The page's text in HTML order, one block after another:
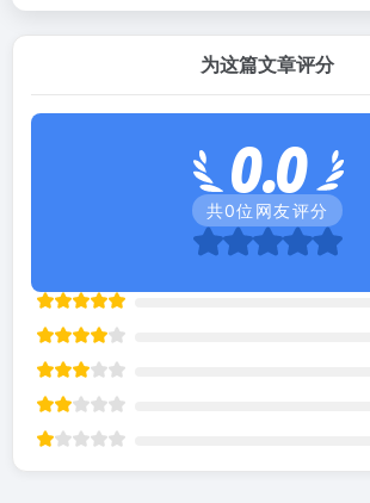
为这篇文章评分
0.0
共0位网友评分